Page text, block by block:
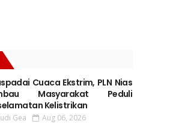
Cuaca Ekstrim, PLN Nias
Masyarakat Peduli
Kelistrikan
Gea Aug 06, 2026